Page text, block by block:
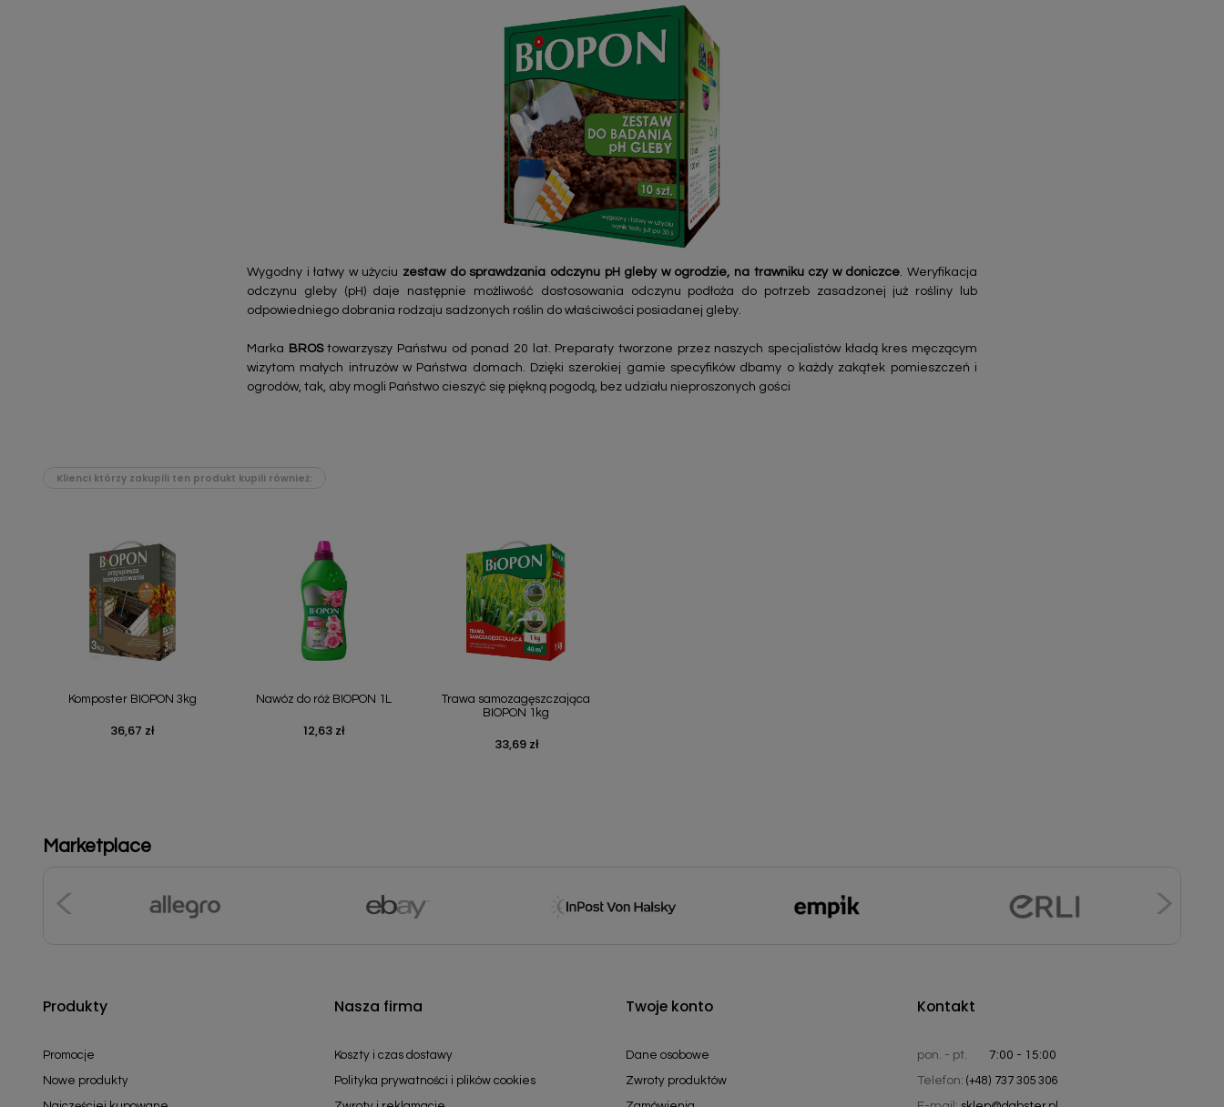
Wygodny i łatwy w użyciu zestaw do sprawdzania odczynu pH gleby w ogrodzie, na trawniku czy w doniczce. Weryfikacja
odczynu gleby (pH) daje następnie możliwość dostosowania odczynu podłoża do potrzeb zasadzonej już rośliny lub
odpowiedniego dobrania rodzaju sadzonych roślin do właściwości posiadanej gleby.
Marka BROStowarzyszy Państwu od ponad 20 lat. Preparaty tworzone przez naszych specjalistów kładą kres męczącym
wizytom małych intruzów w Państwa domach. Dzięki szerokiej gamie specyfików dbamy o każdy zakątek pomieszczeń i
ogrodów, tak, aby mogli Państwo cieszyć się piękną pogodą, bez udziału nieproszonych gości
Klienci którzy zakupili ten produkt kupili również:
Komposter BIOPON 3kg
Cena
36,67 zł
Nawóz do róż BIOPON 1L
Cena
12,63 zł
Trawa samozagęszczająca
BIOPON 1kg
Cena
33,69 zł
Marketplace
Produkty
Promocje
Nowe produkty
Nasza firma
Koszty i czas dostawy
Polityka prywatności i plików cookies
Twoje konto
Dane osobowe
Zwroty produktów
Kontakt
pon. - pt.
7:00 - 15:00
Telefon: (+48) 737 305 306